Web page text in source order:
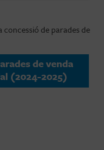
concessió de parades de
de venda
(2024-2025)